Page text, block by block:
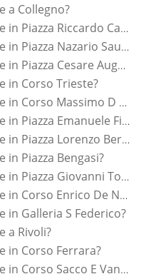
a Collegno?
Vendere o Affittare in Piazza Riccardo Cattaneo?
Vendere o Affittare in Piazza Nazario Sauro?
Vendere o Affittare in Piazza Cesare Augusto?
in Corso Trieste?
Vendere o Affittare in Corso Massimo D Azeglio?
Vendere o Affittare in Piazza Emanuele Filiberto?
Vendere o Affittare in Piazza Lorenzo Bernini?
Piazza Bengasi?
Vendere o Affittare in Piazza Giovanni Toselli?
Vendere o Affittare in Corso Enrico De Nicola?
in Galleria S Federico?
a Rivoli?
in Corso Ferrara?
Vendere o Affittare in Corso Sacco E Vanzetti?